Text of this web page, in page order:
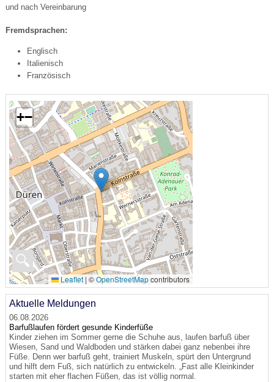
und nach Vereinbarung
Fremdsprachen:
Englisch
Italienisch
Französisch
🔍
+−
Leaflet | ©OpenStreetMapcontributors
Aktuelle Meldungen
06.08.2026
Barfußlaufen fördert gesunde Kinderfüße
Kinder ziehen im Sommer gerne die Schuhe aus, laufen barfuß über
Wiesen, Sand und Waldboden und stärken dabei ganz nebenbei ihre
Füße. Denn wer barfuß geht, trainiert Muskeln, spürt den Untergrund
und hilft dem Fuß, sich natürlich zu entwickeln. „Fast alle Kleinkinder
starten mit eher flachen Füßen, das ist völlig normal.